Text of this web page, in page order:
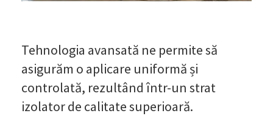
Tehnologia avansată ne permite să
asigurăm o aplicare uniformă și
controlată, rezultând într-un strat
izolator de calitate superioară.